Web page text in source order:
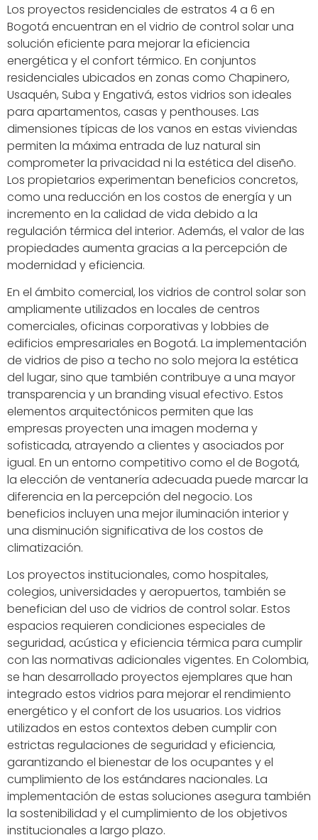
Los proyectos residenciales de estratos 4 a 6 en
Bogotá encuentran en el vidrio de control solar una
solución eficiente para mejorar la eficiencia
energética y el confort térmico. En conjuntos
residenciales ubicados en zonas como Chapinero,
Usaquén, Suba y Engativá, estos vidrios son ideales
para apartamentos, casas y penthouses. Las
dimensiones típicas de los vanos en estas viviendas
permiten la máxima entrada de luz natural sin
comprometer la privacidad ni la estética del diseño.
Los propietarios experimentan beneficios concretos,
como una reducción en los costos de energía y un
incremento en la calidad de vida debido a la
regulación térmica del interior. Además, el valor de las
propiedades aumenta gracias a la percepción de
modernidad y eficiencia.
En el ámbito comercial, los vidrios de control solar son
ampliamente utilizados en locales de centros
comerciales, oficinas corporativas y lobbies de
edificios empresariales en Bogotá. La implementación
de vidrios de piso a techo no solo mejora la estética
del lugar, sino que también contribuye a una mayor
transparencia y un branding visual efectivo. Estos
elementos arquitectónicos permiten que las
empresas proyecten una imagen moderna y
sofisticada, atrayendo a clientes y asociados por
igual. En un entorno competitivo como el de Bogotá,
la elección de ventanería adecuada puede marcar la
diferencia en la percepción del negocio. Los
beneficios incluyen una mejor iluminación interior y
una disminución significativa de los costos de
climatización.
Los proyectos institucionales, como hospitales,
colegios, universidades y aeropuertos, también se
benefician del uso de vidrios de control solar. Estos
espacios requieren condiciones especiales de
seguridad, acústica y eficiencia térmica para cumplir
con las normativas adicionales vigentes. En Colombia,
se han desarrollado proyectos ejemplares que han
integrado estos vidrios para mejorar el rendimiento
energético y el confort de los usuarios. Los vidrios
utilizados en estos contextos deben cumplir con
estrictas regulaciones de seguridad y eficiencia,
garantizando el bienestar de los ocupantes y el
cumplimiento de los estándares nacionales. La
implementación de estas soluciones asegura también
la sostenibilidad y el cumplimiento de los objetivos
institucionales a largo plazo.